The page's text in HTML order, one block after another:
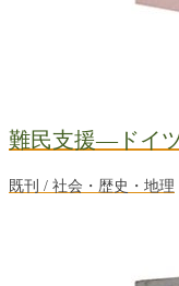
難民支援―ドイ
既刊 / 社会・歴史・地理